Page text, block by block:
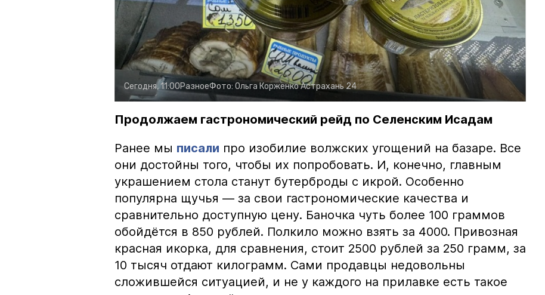
Сегодня, 11:00РазноеФото: Ольга КорженкоАстрахань 24
Продолжаем гастрономический рейд по Селенским Исадам
Ранее мы писали про изобилие волжских угощений на базаре. Все
они достойны того, чтобы их попробовать. И, конечно, главным
украшением стола станут бутерброды с икрой. Особенно
популярна щучья — за свои гастрономические качества и
сравнительно доступную цену. Баночка чуть более 100 граммов
обойдётся в 850 рублей. Полкило можно взять за 4000. Привозная
красная икорка, для сравнения, стоит 2500 рублей за 250 грамм, за
10 тысяч отдают килограмм. Сами продавцы недовольны
сложившейся ситуацией, и не у каждого на прилавке есть такое